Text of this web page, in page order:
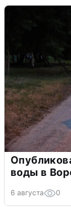
воды в
6 августа 0